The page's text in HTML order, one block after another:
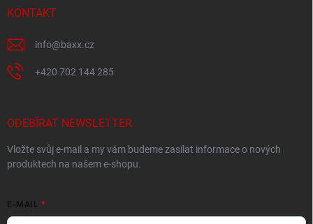
KONTAKT
info@baxx.cz
+420 702 144 285
ODEBÍRAT NEWSLETTER
Vložte svůj e-mail a my vám budeme zasílat informace o nových
produktech na našem e-shopu.
E-MAIL